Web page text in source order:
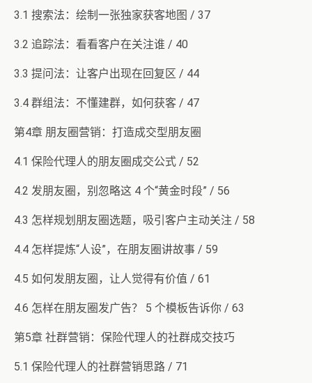
3.1 搜索法：绘制一张独家获客地图 / 37
3.2 追踪法：看看客户在关注谁 / 40
3.3 提问法：让客户出现在回复区 / 44
3.4 群组法：不懂建群，如何获客 / 47
第4章 朋友圈营销：打造成交型朋友圈
4.1 保险代理人的朋友圈成交公式 / 52
4.2 发朋友圈，别忽略这 4 个“黄金时段” / 56
4.3 怎样规划朋友圈选题，吸引客户主动关注 / 58
4.4 怎样提炼“人设”，在朋友圈讲故事 / 59
4.5 如何发朋友圈，让人觉得有价值 / 61
4.6 怎样在朋友圈发广告？ 5 个模板告诉你 / 63
第5章 社群营销：保险代理人的社群成交技巧
5.1 保险代理人的社群营销思路 / 71